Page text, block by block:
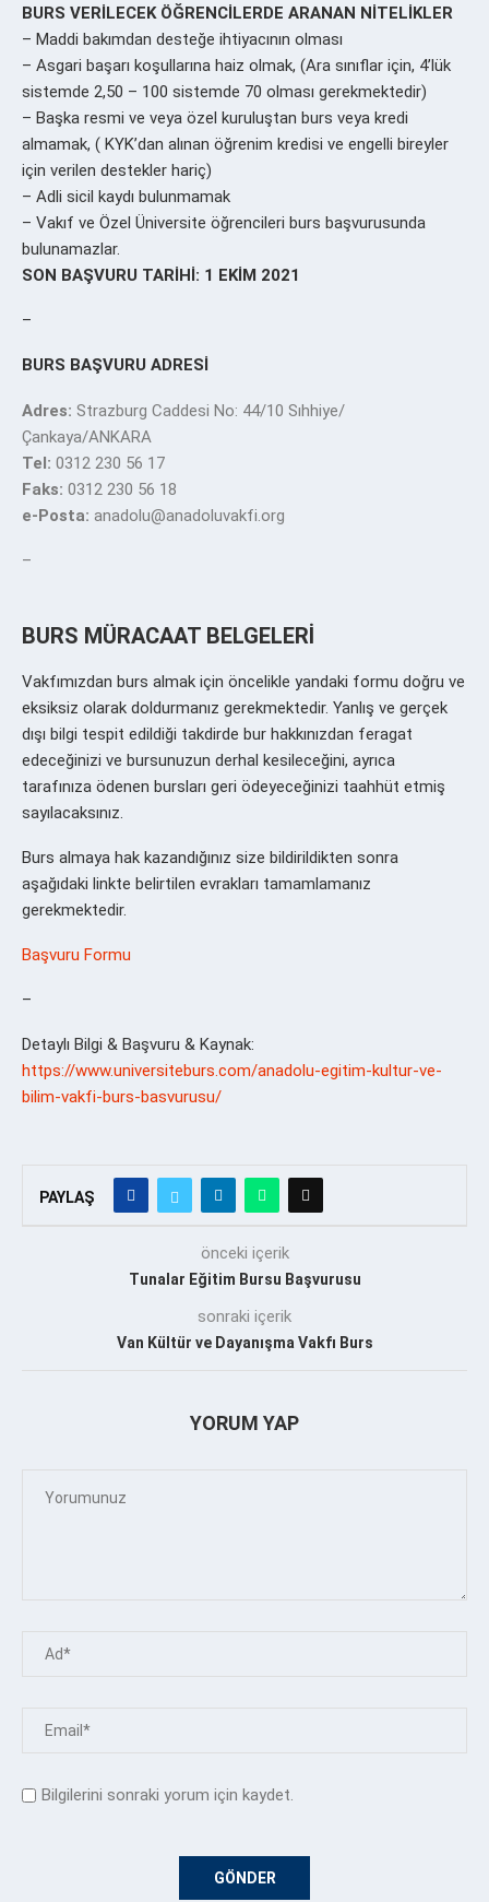
BURS VERİLECEK ÖĞRENCİLERDE ARANAN NİTELİKLER
– Maddi bakımdan desteğe ihtiyacının olması
– Asgari başarı koşullarına haiz olmak, (Ara sınıflar için, 4’lük
sistemde 2,50 – 100 sistemde 70 olması gerekmektedir)
– Başka resmi ve veya özel kuruluştan burs veya kredi
almamak, ( KYK’dan alınan öğrenim kredisi ve engelli bireyler
için verilen destekler hariç)
– Adli sicil kaydı bulunmamak
– Vakıf ve Özel Üniversite öğrencileri burs başvurusunda
bulunamazlar.
SON BAŞVURU TARİHİ: 1 EKİM 2021
–
BURS BAŞVURU ADRESİ
Adres: Strazburg Caddesi No: 44/10 Sıhhiye/
Çankaya/ANKARA
Tel: 0312 230 56 17
Faks: 0312 230 56 18
e-Posta: anadolu@anadoluvakfi.org
–
BURS MÜRACAAT BELGELERİ
Vakfımızdan burs almak için öncelikle yandaki formu doğru ve
eksiksiz olarak doldurmanız gerekmektedir. Yanlış ve gerçek
dışı bilgi tespit edildiği takdirde bur hakkınızdan feragat
edeceğinizi ve bursunuzun derhal kesileceğini, ayrıca
tarafınıza ödenen bursları geri ödeyeceğinizi taahhüt etmiş
sayılacaksınız.
Burs almaya hak kazandığınız size bildirildikten sonra
aşağıdaki linkte belirtilen evrakları tamamlamanız
gerekmektedir.
Başvuru Formu
–
Detaylı Bilgi & Başvuru & Kaynak:
https://www.universiteburs.com/anadolu-egitim-kultur-ve-
bilim-vakfi-burs-basvurusu/
PAYLAŞ
önceki içerik
Tunalar Eğitim Bursu Başvurusu
sonraki içerik
Van Kültür ve Dayanışma Vakfı Burs
YORUM YAP
Bilgilerini sonraki yorum için kaydet.